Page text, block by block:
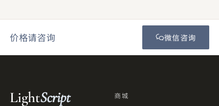
价格请咨询 微信咨询
LightScript 商城